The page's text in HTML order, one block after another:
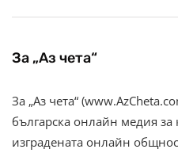
За „Аз чета“
За „Аз чета“
българска онлайн медия за
изградената онлайн